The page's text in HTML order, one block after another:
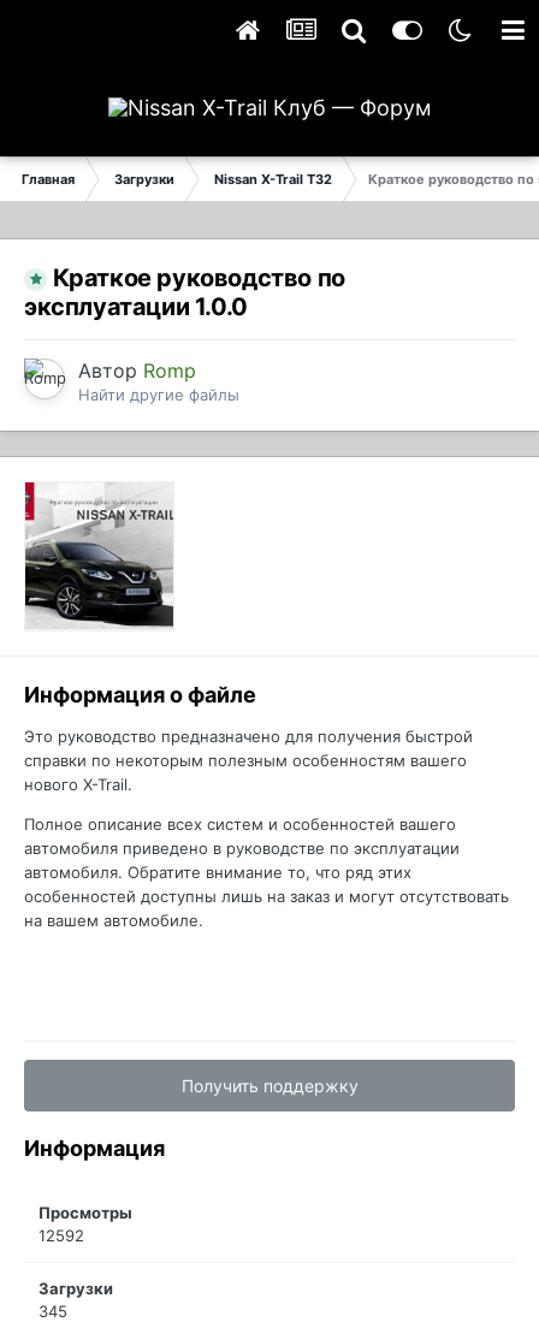
Главная Загрузки Nissan X-Trail T32 Краткое руководство по
Краткое руководство по
эксплуатации 1.0.0
Автор Romp
Найти другие файлы
Информация о файле
Это руководство предназначено для получения быстрой
справки по некоторым полезным особенностям вашего
нового X-Trail.
Полное описание всех систем и особенностей вашего
автомобиля приведено в руководстве по эксплуатации
автомобиля. Обратите внимание то, что ряд этих
особенностей доступны лишь на заказ и могут отсутствовать
на вашем автомобиле.
Получить поддержку
Информация
Просмотры
12592
Загрузки
345